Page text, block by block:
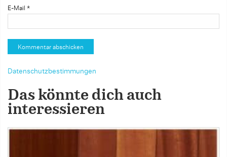
E-Mail *
Datenschutzbestimmungen
Das könnte dich auch
interessieren